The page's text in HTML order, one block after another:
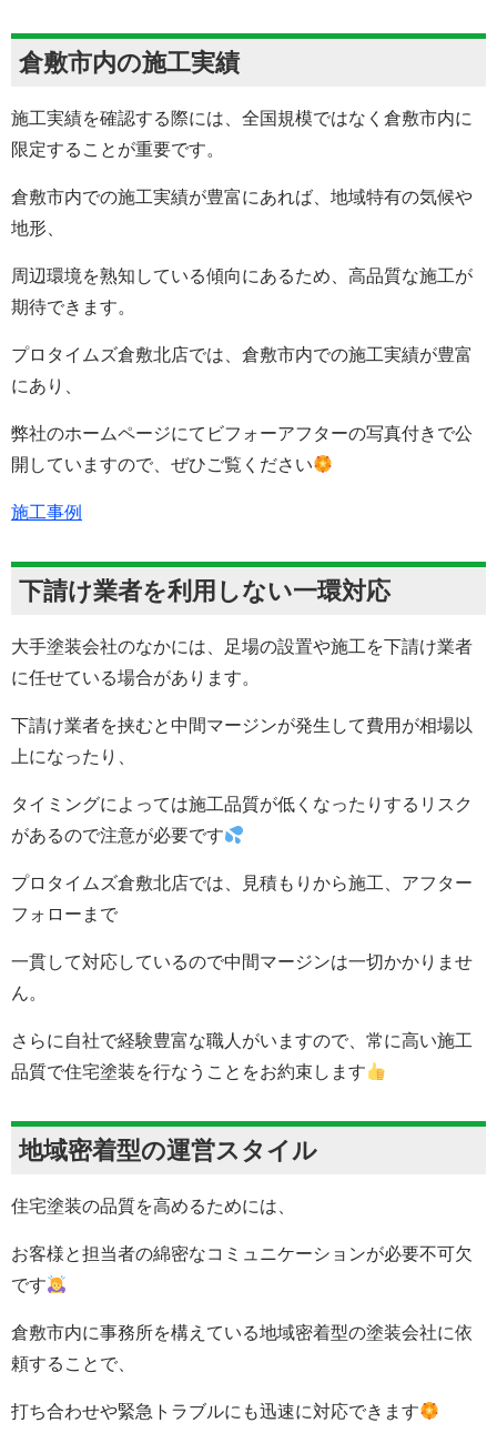
倉敷市内の施工実績
施工実績を確認する際には、全国規模ではなく倉敷市内に
限定することが重要です。
倉敷市内での施工実績が豊富にあれば、地域特有の気候や
地形、
周辺環境を熟知している傾向にあるため、高品質な施工が
期待できます。
プロタイムズ倉敷北店では、倉敷市内での施工実績が豊富
にあり、
弊社のホームページにてビフォーアフターの写真付きで公
開していますので、ぜひご覧ください
施工事例
下請け業者を利用しない一環対応
大手塗装会社のなかには、足場の設置や施工を下請け業者
に任せている場合があります。
下請け業者を挟むと中間マージンが発生して費用が相場以
上になったり、
タイミングによっては施工品質が低くなったりするリスク
があるので注意が必要です
プロタイムズ倉敷北店では、見積もりから施工、アフター
フォローまで
一貫して対応しているので中間マージンは一切かかりませ
ん。
さらに自社で経験豊富な職人がいますので、常に高い施工
品質で住宅塗装を行なうことをお約束します
地域密着型の運営スタイル
住宅塗装の品質を高めるためには、
お客様と担当者の綿密なコミュニケーションが必要不可欠
です
倉敷市内に事務所を構えている地域密着型の塗装会社に依
頼することで、
打ち合わせや緊急トラブルにも迅速に対応できます